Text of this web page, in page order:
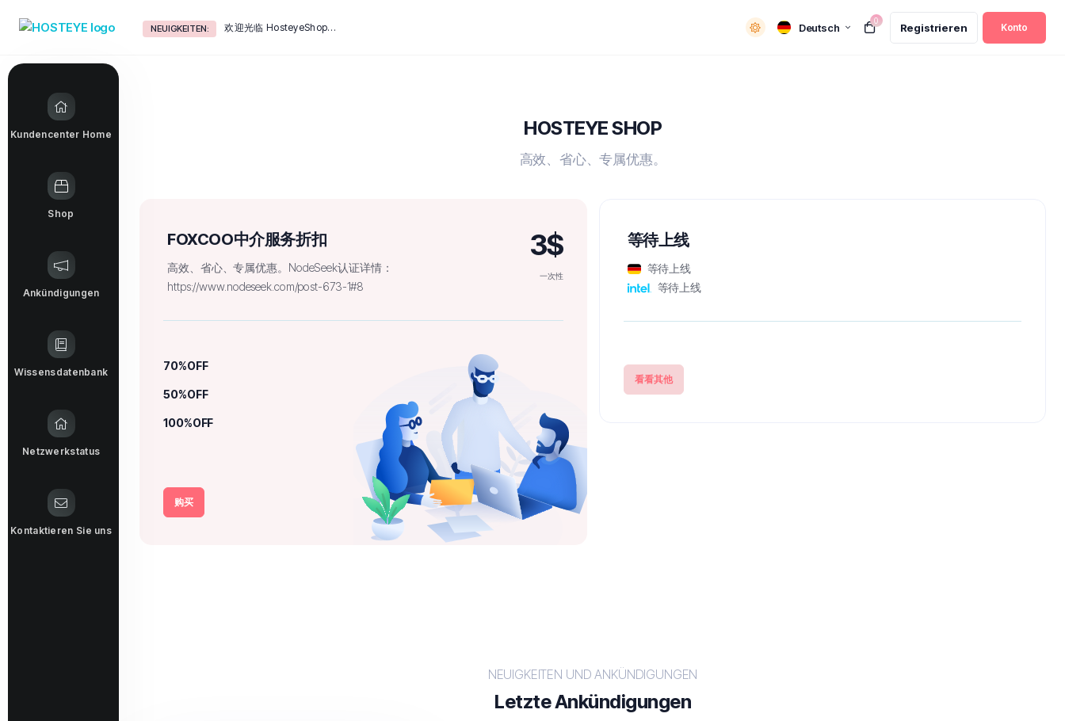
NEUIGKEITEN: 欢迎光临 HosteyeShop！ Deutsch
0
Registrieren Konto
Kundencenter Home
Shop
Ankündigungen
Wissensdatenbank
Netzwerkstatus
Kontaktieren Sie uns
HOSTEYE SHOP
高效、省心、专属优惠。
FOXCOO中介服务折扣
高效、省心、专属优惠。NodeSeek认证详情：
https://www.nodeseek.com/post-673-1#8
3$
一次性
70%OFF
50%OFF
100%OFF
购买
等待上线
等待上线
等待上线
看看其他
NEUIGKEITEN UND ANKÜNDIGUNGEN
Letzte Ankündigungen